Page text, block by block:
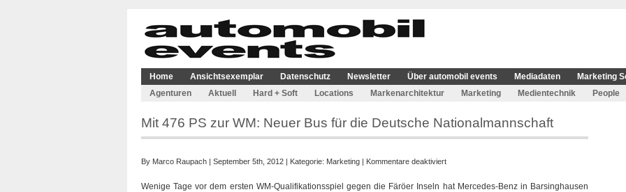
Home Ansichtsexemplar Datenschutz Newsletter Über automobil events Mediadaten
Marketing
Agenturen
Aktuell Hard + Soft Locations Markenarchitektur Marketing Medientechnik People
Mit 476 PS zur WM: Neuer Bus für die Deutsche Nationalmannschaft
By Marco Raupach | September 5th, 2012 | Kategorie: Marketing | Kommentare deaktiviertfür
476
Wenige Tage vor dem ersten WM-Qualifikationsspiel gegen die Färöer Inseln hat Mercedes-Benz in Barsinghausen